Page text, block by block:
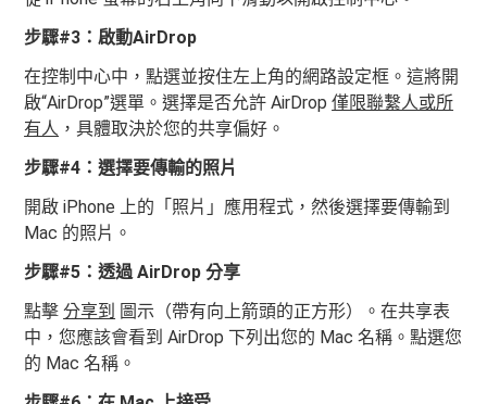
步驟#3：啟動AirDrop
在控制中心中，點選並按住左上角的網路設定框。這將開
啟“AirDrop”選單。選擇是否允許 AirDrop僅限聯繫人或所
有人 ，具體取決於您的共享偏好。
步驟#4：選擇要傳輸的照片
開啟 iPhone 上的「照片」應用程式，然後選擇要傳輸到
Mac 的照片。
步驟#5：透過 AirDrop 分享
點擊分享到 圖示（帶有向上箭頭的正方形）。在共享表
中，您應該會看到 AirDrop 下列出您的 Mac 名稱。點選您
的 Mac 名稱。